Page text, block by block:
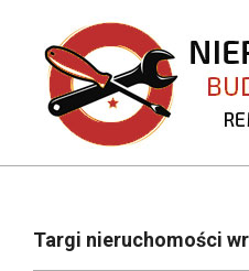
content
NavigationTargi nieruchomości